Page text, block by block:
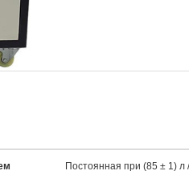
Постоянная при (85 ± 1) л